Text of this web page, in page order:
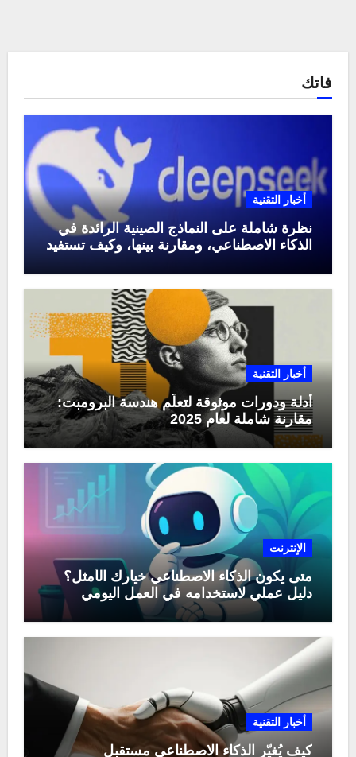
فاتك
أخبار التقنية
نظرة شاملة على النماذج الصينية الرائدة في
الذكاء الاصطناعي، ومقارنة بينها، وكيف تستفيد
أخبار التقنية
أدلة ودورات موثوقة لتعلّم هندسة البرومبت:
مقارنة شاملة لعام 2025
الإنترنت
متى يكون الذكاء الاصطناعي خيارك الأمثل؟
دليل عملي لاستخدامه في العمل اليومي
أخبار التقنية
كيف يُغيّر الذكاء الاصطناعي مستقبل